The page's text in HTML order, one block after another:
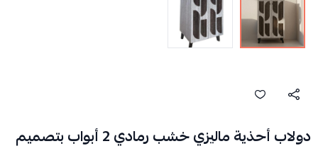
دولاب أحذية ماليزي خشب رمادي 2 أبواب بتصميم